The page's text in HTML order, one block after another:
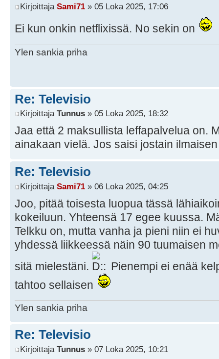
Kirjoittaja Sami71 » 05 Loka 2025, 17:06
Ei kun onkin netflixissä. No sekin on
Ylen sankia priha
Re: Televisio
Kirjoittaja Tunnus » 05 Loka 2025, 18:32
Jaa että 2 maksullista leffapalvelua on.
ainakaan vielä. Jos saisi jostain
Re: Televisio
Kirjoittaja Sami71 » 06 Loka 2025, 04:25
Joo, pitää toisesta luopua tässä
kokeiluun. Yhteensä 17 egee kuussa.
Telkku on, mutta vanha ja pieni niin ei
yhdessä liikkeessä näin 90 tuumaisen
sitä mielestäni.
Pienempi ei enää
tahtoo sellaisen
Ylen sankia priha
Re: Televisio
Kirjoittaja Tunnus » 07 Loka 2025, 10:21